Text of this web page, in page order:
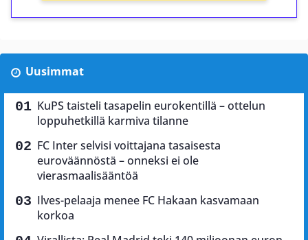
Uusimmat
KuPS taisteli tasapelin eurokentillä – ottelun
loppuhetkillä karmiva tilanne
FC Inter selvisi voittajana tasaisesta
euroväännöstä – onneksi ei ole
vierasmaalisääntöä
Ilves-pelaaja menee FC Hakaan kasvamaan
korkoa